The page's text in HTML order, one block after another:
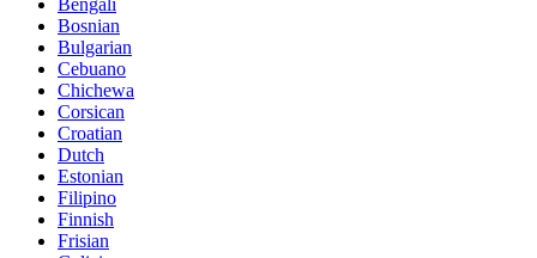
Bengali
Bosnian
Bulgarian
Cebuano
Chichewa
Corsican
Croatian
Dutch
Estonian
Filipino
Finnish
Frisian